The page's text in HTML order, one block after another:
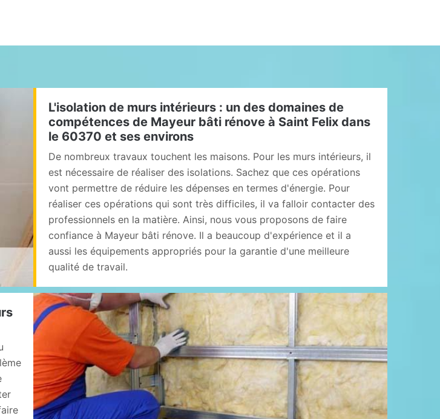
L'isolation de murs intérieurs : un des domaines de
compétences de Mayeur bâti rénove à Saint Felix dans
le 60370 et ses environs
De nombreux travaux touchent les maisons. Pour les murs intérieurs, il
est nécessaire de réaliser des isolations. Sachez que ces opérations
vont permettre de réduire les dépenses en termes d'énergie. Pour
réaliser ces opérations qui sont très difficiles, il va falloir contacter des
professionnels en la matière. Ainsi, nous vous proposons de faire
confiance à Mayeur bâti rénove. Il a beaucoup d'expérience et il a
aussi les équipements appropriés pour la garantie d'une meilleure
qualité de travail.